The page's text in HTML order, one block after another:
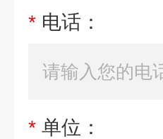
* 电话：
* 单位：